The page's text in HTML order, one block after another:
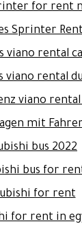
for rent
Sprinter
viano rental
viano rental
viano
mit
bus 2022
bus for
for rent
for rent in